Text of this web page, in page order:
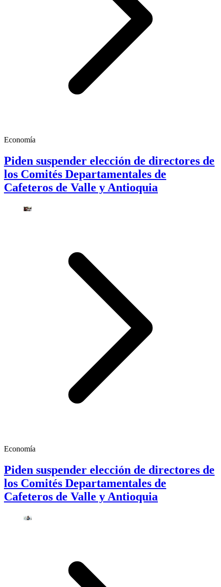
Economía
Piden suspender elección de directores de
los Comités Departamentales de
Cafeteros de Valle y Antioquia
Economía
Piden suspender elección de directores de
los Comités Departamentales de
Cafeteros de Valle y Antioquia